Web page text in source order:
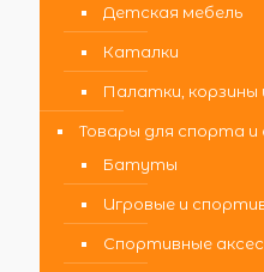
Детская мебель
Каталки
Палатки, корзины
Товары для спорта
Батуты
Игровые и
Спортивные